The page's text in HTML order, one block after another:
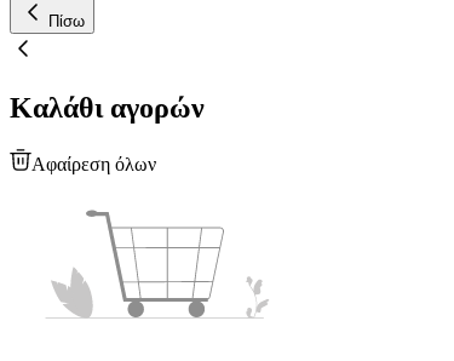
Πίσω
Καλάθι αγορών
Αφαίρεση όλων